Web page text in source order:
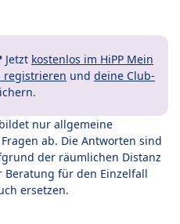
Jetzt kostenlos im HiPP Mein
registrieren und deine Club-
nur allgemeine
ab. Die Antworten sind
der räumlichen Distanz
Beratung für den Einzelfall
ersetzen.